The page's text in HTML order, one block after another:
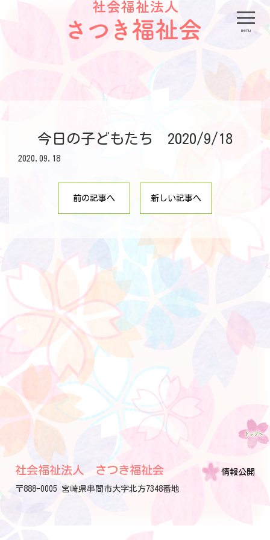
menu
今日の子どもたち 2020/9/18
2020.09.18
前の記事へ 新しい記事へ
社会福祉法人 さつき福祉会
〒888-0005 宮崎県串間市大字北方7348番地
情報公開